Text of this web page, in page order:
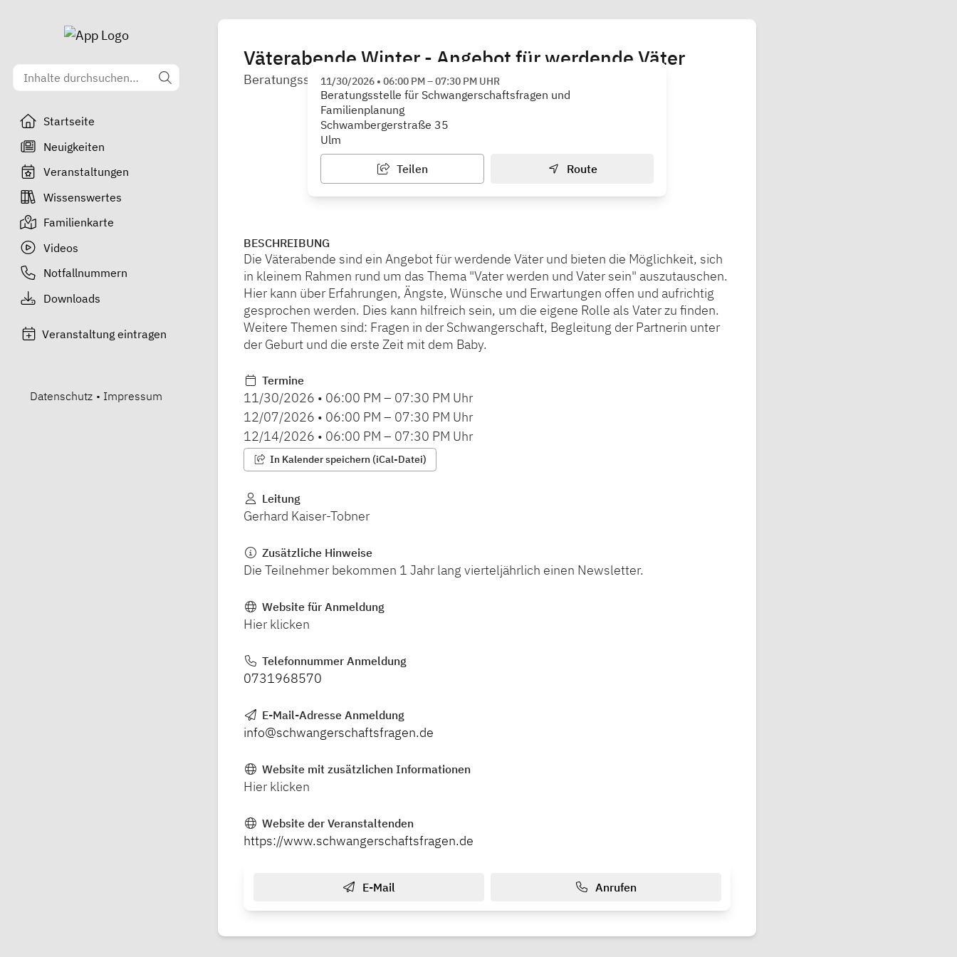
Startseite
Neuigkeiten
Veranstaltungen
Wissenswertes
Familienkarte
Videos
Notfallnummern
Downloads
Veranstaltung eintragen
Datenschutz • Impressum
Väterabende Winter - Angebot für werdende Väter
Beratungsstelle für Schwangerschaftsfragen und Familienplanung
11/30/2026 • 06:00 PM–07:30 PM UHR
Beratungsstelle für Schwangerschaftsfragen und
Familienplanung
Schwambergerstraße 35
Ulm
Teilen Route
BESCHREIBUNG
Die Väterabende sind ein Angebot für werdende Väter und bieten die Möglichkeit, sich
in kleinem Rahmen rund um das Thema "Vater werden und Vater sein" auszutauschen.
Hier kann über Erfahrungen, Ängste, Wünsche und Erwartungen offen und aufrichtig
gesprochen werden. Dies kann hilfreich sein, um die eigene Rolle als Vater zu finden.
Weitere Themen sind: Fragen in der Schwangerschaft, Begleitung der Partnerin unter
der Geburt und die erste Zeit mit dem Baby.
Termine
11/30/2026 • 06:00 PM – 07:30 PM Uhr
12/07/2026 • 06:00 PM – 07:30 PM Uhr
12/14/2026 • 06:00 PM – 07:30 PM Uhr
In Kalender speichern (iCal-Datei)
Leitung
Gerhard Kaiser-Tobner
Zusätzliche Hinweise
Die Teilnehmer bekommen 1 Jahr lang vierteljährlich einen Newsletter.
Website für Anmeldung
Hier klicken
Telefonnummer Anmeldung
0731968570
E-Mail-Adresse Anmeldung
info@schwangerschaftsfragen.de
Website mit zusätzlichen Informationen
Hier klicken
Website der Veranstaltenden
https://www.schwangerschaftsfragen.de
E-Mail Anrufen